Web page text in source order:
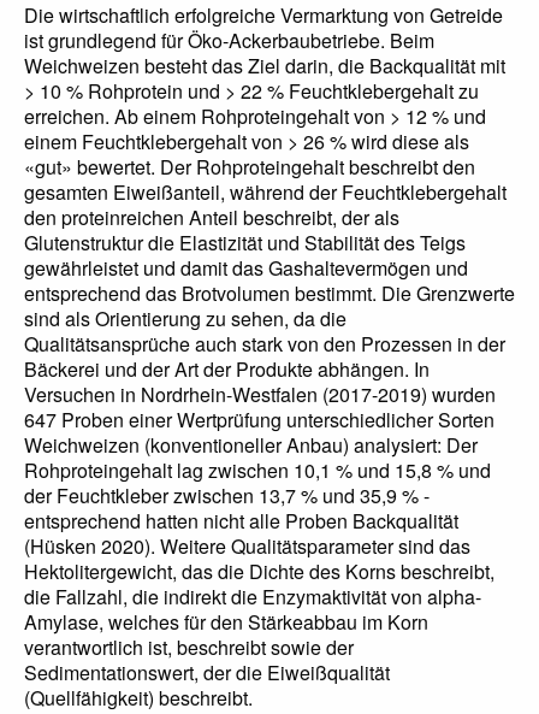
Die wirtschaftlich erfolgreiche Vermarktung von Getreide
ist grundlegend für Öko-Ackerbaubetriebe. Beim
Weichweizen besteht das Ziel darin, die Backqualität mit
> 10 % Rohprotein und > 22 % Feuchtklebergehalt zu
erreichen. Ab einem Rohproteingehalt von > 12 % und
einem Feuchtklebergehalt von > 26 % wird diese als
«gut» bewertet. Der Rohproteingehalt beschreibt den
gesamten Eiweißanteil, während der Feuchtklebergehalt
den proteinreichen Anteil beschreibt, der als
Glutenstruktur die Elastizität und Stabilität des Teigs
gewährleistet und damit das Gashaltevermögen und
entsprechend das Brotvolumen bestimmt. Die Grenzwerte
sind als Orientierung zu sehen, da die
Qualitätsansprüche auch stark von den Prozessen in der
Bäckerei und der Art der Produkte abhängen. In
Versuchen in Nordrhein-Westfalen (2017-2019) wurden
647 Proben einer Wertprüfung unterschiedlicher Sorten
Weichweizen (konventioneller Anbau) analysiert: Der
Rohproteingehalt lag zwischen 10,1 % und 15,8 % und
der Feuchtkleber zwischen 13,7 % und 35,9 % -
entsprechend hatten nicht alle Proben Backqualität
(Hüsken 2020). Weitere Qualitätsparameter sind das
Hektolitergewicht, das die Dichte des Korns beschreibt,
die Fallzahl, die indirekt die Enzymaktivität von alpha-
Amylase, welches für den Stärkeabbau im Korn
verantwortlich ist, beschreibt sowie der
Sedimentationswert, der die Eiweißqualität
(Quellfähigkeit) beschreibt.